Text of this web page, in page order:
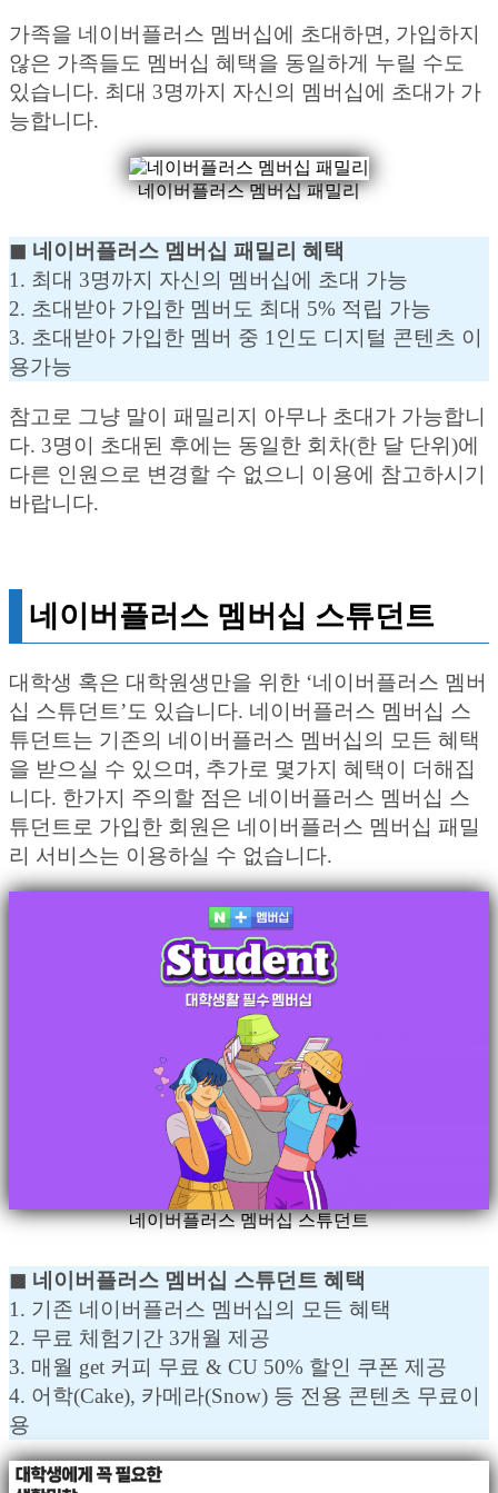
가족을 네이버플러스 멤버십에 초대하면, 가입하지
않은 가족들도 멤버십 혜택을 동일하게 누릴 수도
있습니다. 최대 3명까지 자신의 멤버십에 초대가 가
능합니다.
네이버플러스 멤버십 패밀리
◼︎ 네이버플러스 멤버십 패밀리 혜택
1. 최대 3명까지 자신의 멤버십에 초대 가능
2. 초대받아 가입한 멤버도 최대 5% 적립 가능
3. 초대받아 가입한 멤버 중 1인도 디지털 콘텐츠 이
용가능
참고로 그냥 말이 패밀리지 아무나 초대가 가능합니
다. 3명이 초대된 후에는 동일한 회차(한 달 단위)에
다른 인원으로 변경할 수 없으니 이용에 참고하시기
바랍니다.
네이버플러스 멤버십 스튜던트
대학생 혹은 대학원생만을 위한 ‘네이버플러스 멤버
십 스튜던트’도 있습니다. 네이버플러스 멤버십 스
튜던트는 기존의 네이버플러스 멤버십의 모든 혜택
을 받으실 수 있으며, 추가로 몇가지 혜택이 더해집
니다. 한가지 주의할 점은 네이버플러스 멤버십 스
튜던트로 가입한 회원은 네이버플러스 멤버십 패밀
리 서비스는 이용하실 수 없습니다.
네이버플러스 멤버십 스튜던트
◼︎ 네이버플러스 멤버십 스튜던트 혜택
1. 기존 네이버플러스 멤버십의 모든 혜택
2. 무료 체험기간 3개월 제공
3. 매월 get 커피 무료 & CU 50% 할인 쿠폰 제공
4. 어학(Cake), 카메라(Snow) 등 전용 콘텐츠 무료이
용